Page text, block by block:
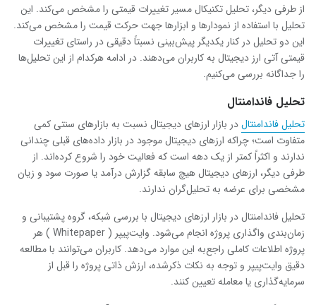
از طرفی دیگر، تحلیل تکنیکال مسیر تغییرات قیمتی را مشخص می‌کند. این
تحلیل با استفاده از نمودارها و ابزارها جهت حرکت قیمت را مشخص می‌کند.
این دو تحلیل در کنار یکدیگر پیش‌بینی نسبتاً دقیقی در راستای تغییرات
قیمتی آتی ارز دیجیتال به کاربران می‌دهند. در ادامه هرکدام از این تحلیل‌ها
را جداگانه بررسی می‌کنیم.
تحلیل فاندامنتال
تحلیل فاندامنتالدر بازار ارزهای دیجیتال نسبت به بازارهای سنتی کمی
متفاوت است؛ چراکه ارزهای دیجیتال موجود در بازار داده‌های قبلی چندانی
ندارند و اکثراً کمتر از یک دهه است که فعالیت خود را شروع کرده‌اند. از
طرفی دیگر، ارزهای دیجیتال هیچ سابقه گزارش درآمد یا صورت سود و زیان
مشخصی برای عرضه به تحلیل‌گران ندارند.
تحلیل فاندامنتال در بازار ارزهای دیجیتال با بررسی شبکه، گروه پشتیبانی و
زمان‌بندی واگذاری پروژه انجام می‌شود. وایت‌پیپر ( Whitepaper ) هر
پروژه اطلاعات کاملی راجع‌به این موارد می‌دهد. کاربران می‌توانند با مطالعه
دقیق وایت‌پیپر و توجه به نکات ذکرشده، ارزش ذاتی پروژه را قبل از
سرمایه‌گذاری یا معامله تعیین کنند.